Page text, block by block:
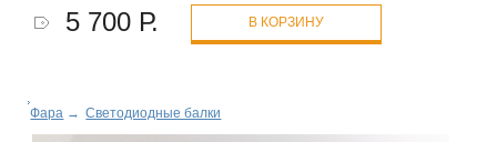
5 700 Р. В КОРЗИНУ
Фара → Светодиодные балки